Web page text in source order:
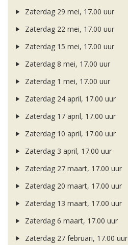
Zaterdag 29 mei, 17.00 uur
Zaterdag 22 mei, 17.00 uur
Zaterdag 15 mei, 17.00 uur
Zaterdag 8 mei, 17.00 uur
Zaterdag 1 mei, 17.00 uur
Zaterdag 24 april, 17.00 uur
Zaterdag 17 april, 17.00 uur
Zaterdag 10 april, 17.00 uur
Zaterdag 3 april, 17.00 uur
Zaterdag 27 maart, 17.00 uur
Zaterdag 20 maart, 17.00 uur
Zaterdag 13 maart, 17.00 uur
Zaterdag 6 maart, 17.00 uur
Zaterdag 27 februari, 17.00 uur